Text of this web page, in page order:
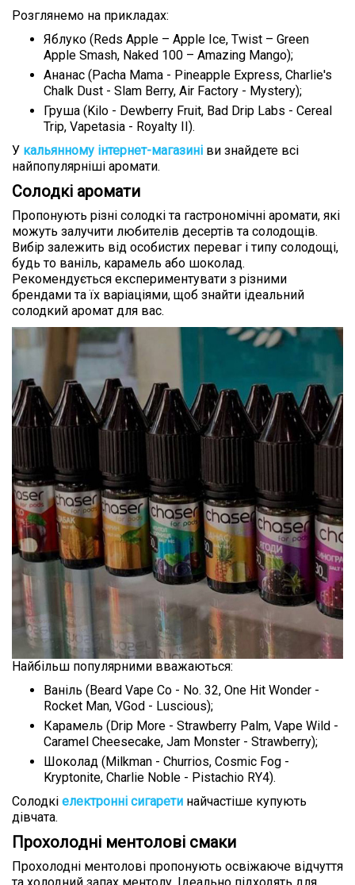
Розглянемо на прикладах:
Яблуко (Reds Apple – Apple Ice, Twist – Green
Apple Smash, Naked 100 – Amazing Mango);
Ананас (Pacha Mama - Pineapple Express, Charlie's
Chalk Dust - Slam Berry, Air Factory - Mystery);
Груша (Kilo - Dewberry Fruit, Bad Drip Labs - Cereal
Trip, Vapetasia - Royalty II).
У кальянному інтернет-магазині ви знайдете всі
найпопулярніші аромати.
Солодкі аромати
Пропонують різні солодкі та гастрономічні аромати, які
можуть залучити любителів десертів та солодощів.
Вибір залежить від особистих переваг і типу солодощі,
будь то ваніль, карамель або шоколад.
Рекомендується експериментувати з різними
брендами та їх варіаціями, щоб знайти ідеальний
солодкий аромат для вас.
Найбільш популярними вважаються:
Ваніль (Beard Vape Co - No. 32, One Hit Wonder -
Rocket Man, VGod - Luscious);
Карамель (Drip More - Strawberry Palm, Vape Wild -
Caramel Cheesecake, Jam Monster - Strawberry);
Шоколад (Milkman - Churrios, Cosmic Fog -
Kryptonite, Charlie Noble - Pistachio RY4).
Солодкі електронні сигарети найчастіше купують
дівчата.
Прохолодні ментолові смаки
Прохолодні ментолові пропонують освіжаюче відчуття
та холодний запах ментолу. Ідеально підходять для